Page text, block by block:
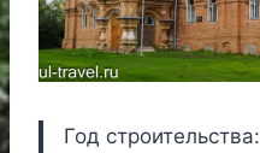
Год строительства: